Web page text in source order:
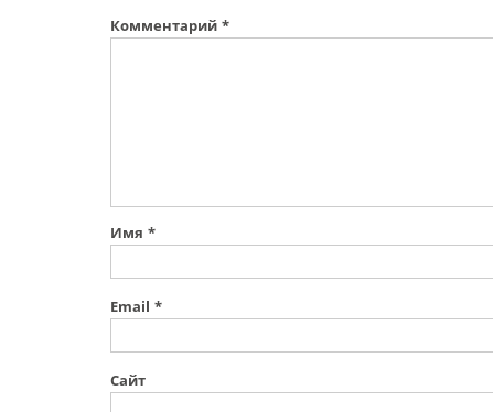
Комментарий *
Имя *
Email *
Сайт